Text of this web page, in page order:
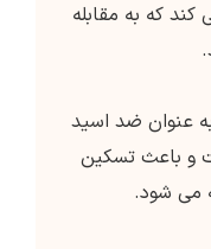
که به مقابله
به عنوان ضد اسید
و باعث تسکین
می شود.